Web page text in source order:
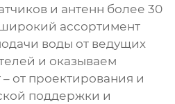
и антенн более 30
ассортимент
воды от ведущих
и оказываем
от проектирования и
поддержки и